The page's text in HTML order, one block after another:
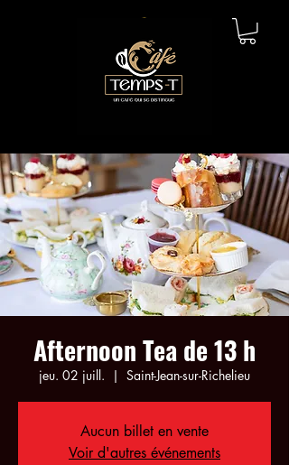
Afternoon Tea de 13 h
jeu. 02 juill.
  |
Saint-Jean-sur-Richelieu
Aucun billet en vente
Voir d'autres événements